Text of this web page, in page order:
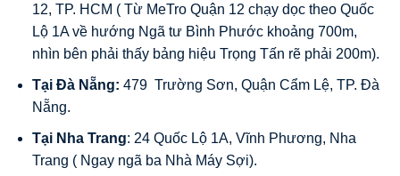
12, TP. HCM ( Từ MeTro Quận 12 chạy dọc theo Quốc
Lộ 1A về hướng Ngã tư Bình Phước khoảng 700m,
nhìn bên phải thấy bảng hiệu Trọng Tấn rẽ phải 200m).
Tại Đà Nẵng: 479 Trường Sơn, Quận Cẩm Lệ, TP. Đà
Nẵng.
Tại Nha Trang: 24 Quốc Lộ 1A, Vĩnh Phương, Nha
Trang ( Ngay ngã ba Nhà Máy Sợi).